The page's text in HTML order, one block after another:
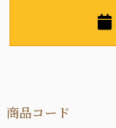
商品コード